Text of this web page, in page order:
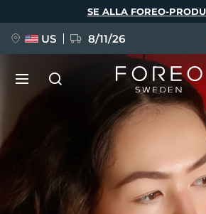
SE ALLA FOREO-
US 8/11/26
FAQ™ Pure Beauty-Tech Elixir
BREAKING NEWS
Språk
English Deutsch